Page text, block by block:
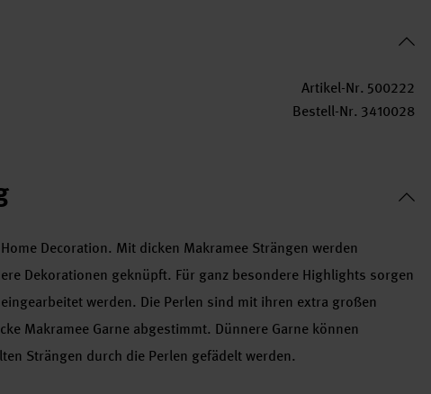
Artikel-Nr. 500222
Bestell-Nr. 3410028
Decoration. Mit dicken Makramee Strängen werden
Dekorationen geknüpft. Für ganz besondere Highlights sorgen
werden. Die Perlen sind mit ihren extra großen
Makramee Garne abgestimmt. Dünnere Garne können
Strängen durch die Perlen gefädelt werden.